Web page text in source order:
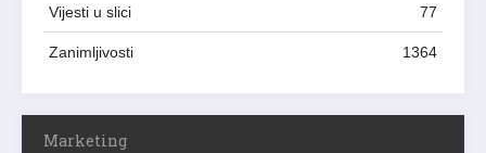
Vijesti u slici 77
Zanimljivosti 1364
Marketing